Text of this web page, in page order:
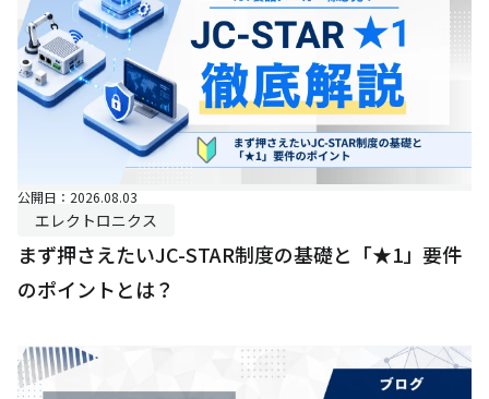
公開日：2026.08.03
エレクトロニクス
まず押さえたいJC-STAR制度の基礎と「★1」要件
のポイントとは？